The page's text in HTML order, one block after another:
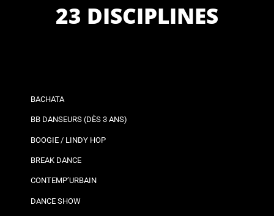
23 DISCIPLINES
BACHATA
BB DANSEURS (DÈS 3 ANS)
BOOGIE / LINDY HOP
BREAK DANCE
CONTEMP’URBAIN
DANCE SHOW